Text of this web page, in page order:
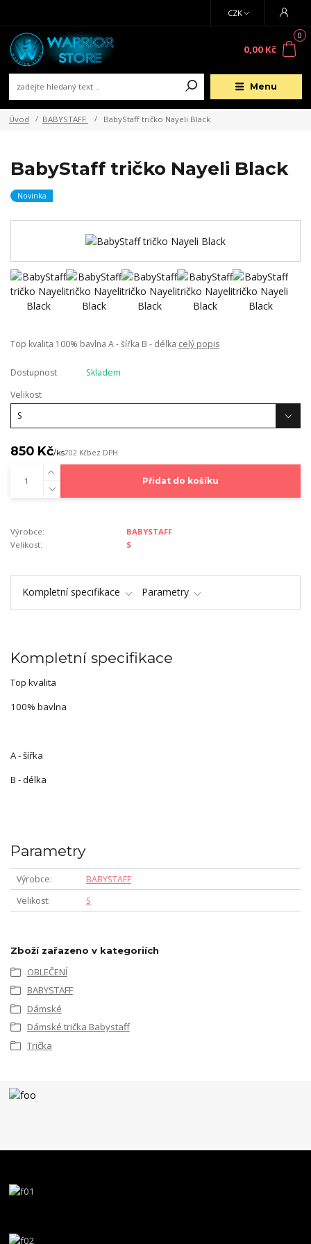
Menu
CZK
0
0,00 Kč
Úvod BABYSTAFF BabyStaff tričko Nayeli Black
BabyStaff tričko Nayeli Black
Novinka
Top kvalita 100% bavlna A - šířka B - délka celý popis
Dostupnost
Skladem
Velikost
850 Kč/ks702 Kčbez DPH
Přidat do košíku
Výrobce:
BABYSTAFF
Velikost:
S
Kompletní specifikace Parametry
Kompletní specifikace
Top kvalita
100% bavlna
A - šířka
B - délka
Parametry
Výrobce
BABYSTAFF
Velikost
S
Zboží zařazeno v kategoriích
OBLEČENÍ
BABYSTAFF
Dámské
Dámské trička Babystaff
Trička